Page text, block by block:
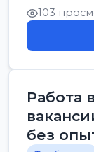
103
Работа
без